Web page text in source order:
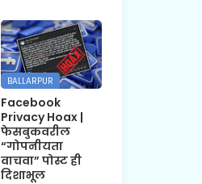
BALLARPUR
Facebook
Privacy Hoax |
फेसबुकवरील
“गोपनीयता
वाचवा” पोस्ट ही
दिशाभूल